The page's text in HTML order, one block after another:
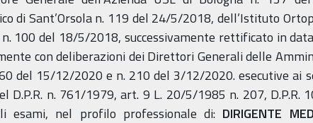
di Sant’Orsola n. 119 del 24/5/2018, dell’Istituto
100 del 18/5/2018, successivamente rettificato in
con deliberazioni dei Direttori Generali delle
del 15/12/2020 e n. 210 del 3/12/2020. esecutive ai
D.P.R. n. 761/1979, art. 9 L. 20/5/1985 n. 207, D.P.R.
nel profilo professionale di: DIRIGENTE